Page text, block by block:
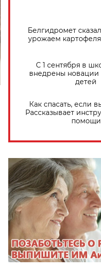
Белгидромет
урожаем
С 1 сентября в
внедрены новации
детей
Как спасать, если
Рассказывает
помощи